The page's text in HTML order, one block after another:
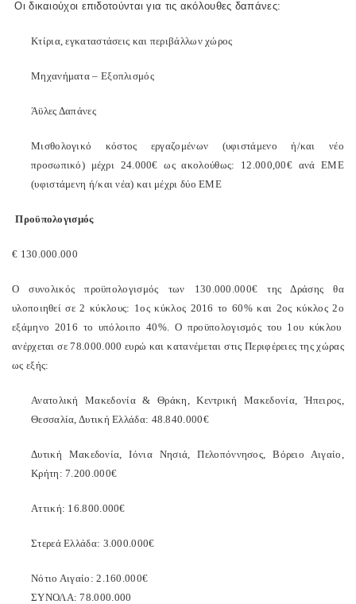
Οι δικαιούχοι επιδοτούνται για τις ακόλουθες δαπάνες:
Κτίρια, εγκαταστάσεις και περιβάλλων χώρος
Μηχανήματα – Εξοπλισμός
Άϋλες Δαπάνες
Μισθολογικό κόστος εργαζομένων (υφιστάμενο ή/και νέο
προσωπικό) μέχρι 24.000€ ως ακολούθως: 12.000,00€ ανά ΕΜΕ
(υφιστάμενη ή/και νέα) και μέχρι δύο ΕΜΕ
Προϋπολογισμός
€ 130.000.000
Ο συνολικός προϋπολογισμός των 130.000.000€ της Δράσης
θα
υλοποιηθεί σε 2 κύκλους: 1ος κύκλος 2016 το 60% και 2ος κύκλος 2o
εξάμηνο 2016 το υπόλοιπο 40%. Ο προϋπολογισμός του 1ου κύκλου
ανέρχεται σε 78.000.000 ευρώ και κατανέμεται στις Περιφέρειες της χώρας
ως εξής:
Ανατολική Μακεδονία & Θράκη, Κεντρική Μακεδονία, Ήπειρος,
Θεσσαλία, Δυτική Ελλάδα: 48.840.000€
Δυτική Μακεδονία, Ιόνια Νησιά, Πελοπόννησος, Βόρειο Αιγαίο,
Κρήτη: 7.200.000€
Αττική: 16.800.000€
Στερεά Ελλάδα: 3.000.000€
Νότιο Αιγαίο: 2.160.000€
ΣΥΝΟΛΑ: 78.000.000